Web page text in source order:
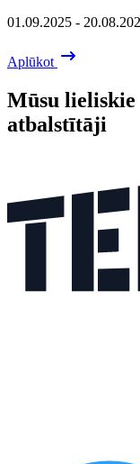
01.09.2025 -
Aplūkot
Mūsu lieliskie
atbalstītāji